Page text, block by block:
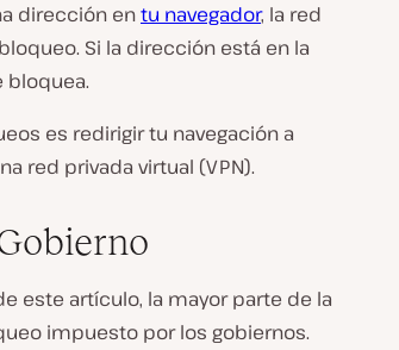
dirección entu navegador, la red
Si la dirección está en la
bloquea.
es redirigir tu navegación a
red privada virtual (VPN).
este artículo, la mayor parte de la
impuesto por los gobiernos.